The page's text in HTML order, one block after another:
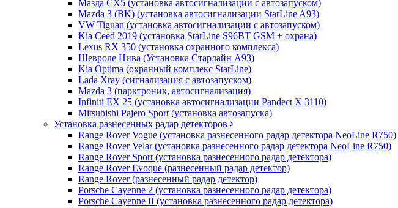
Мазда CХ5 (установка автосигнализации с автозапуском)
Mazda 3 (BK) (установка автосигнализации StarLine A93)
VW Tiguan (установка автосигнализации с автозапуском)
Kia Ceed 2019 (установка StarLine S96BT GSM + охрана)
Lexus RX 350 (установка охранного комплекса)
Шевроле Нива (Установка Старлайн А93)
Kia Optima (охранный комплекс StarLine)
Lada Xray (сигнализация с автозапуском)
Mazda 3 (парктроник, автосигнализация)
Infiniti EX 25 (установка автосигнализации Pandect X 3110)
Mitsubishi Pajero Sport (установка автозапуска)
Установка разнесенных радар детекторов
Range Rover Vogue (установка разнесенного радар детектора NeoLine R750)
Range Rover Velar (установка разнесенного радар детектора NeoLine R750)
Range Rover Sport (установка разнесенного радар детектора)
Range Rover Evoque (разнесенный радар детектор)
Range Rover (разнесенный радар детектор)
Porsche Cayenne 2 (установка разнесенного радар детектора)
Porsche Cayenne II (установка разнесенного радар детектора)